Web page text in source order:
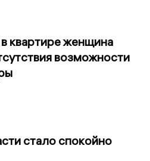
квартире женщина
возможности
стало спокойно